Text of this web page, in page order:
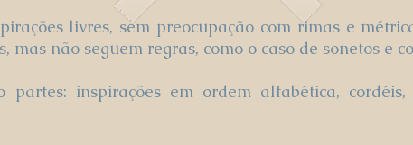
livres, sem preocupação com rimas e
mas não seguem regras, como o caso de sonetos e
partes: inspirações em ordem alfabética,